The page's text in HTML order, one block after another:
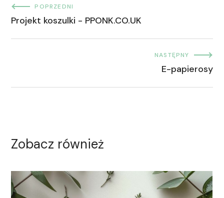
POPRZEDNI
Projekt koszulki - PPONK.CO.UK
NASTĘPNY
E-papierosy
Zobacz również